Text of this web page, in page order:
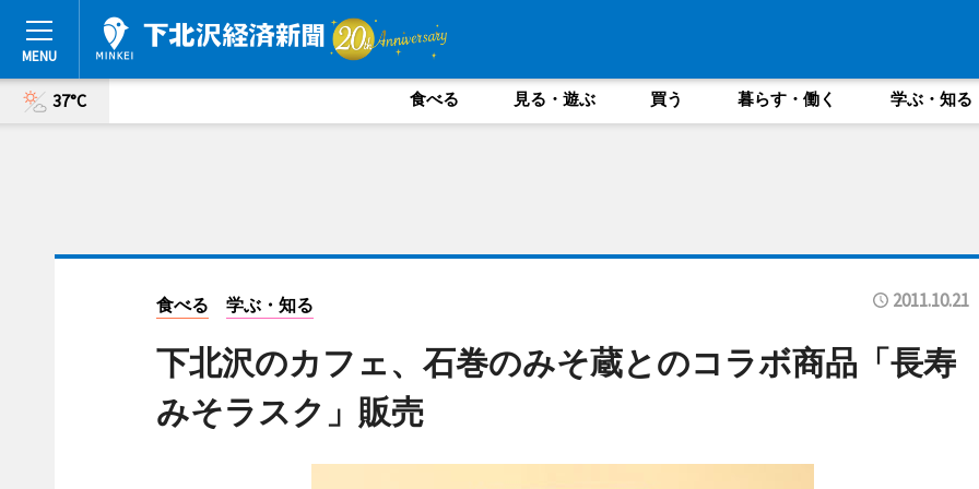
37°C 食べる 見る・遊ぶ 買う 暮らす・働く 学ぶ・知る
食べる 学ぶ・知る 2011.10.21
下北沢のカフェ、石巻のみそ蔵とのコラボ商品「長寿
みそラスク」販売